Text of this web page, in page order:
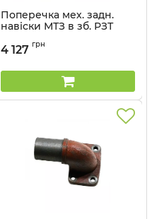
Поперечка мех. задн.
навіски МТЗ в зб. РЗТ
4 127 грн